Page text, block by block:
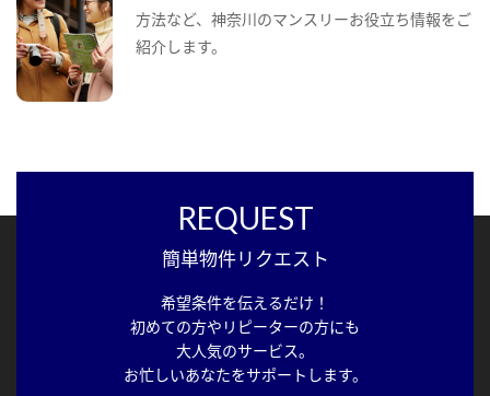
方法など、神奈川のマンスリーお役立ち情報をご
紹介します。
REQUEST
簡単物件リクエスト
希望条件を伝えるだけ！
初めての方やリピーターの方にも
大人気のサービス。
お忙しいあなたをサポートします。